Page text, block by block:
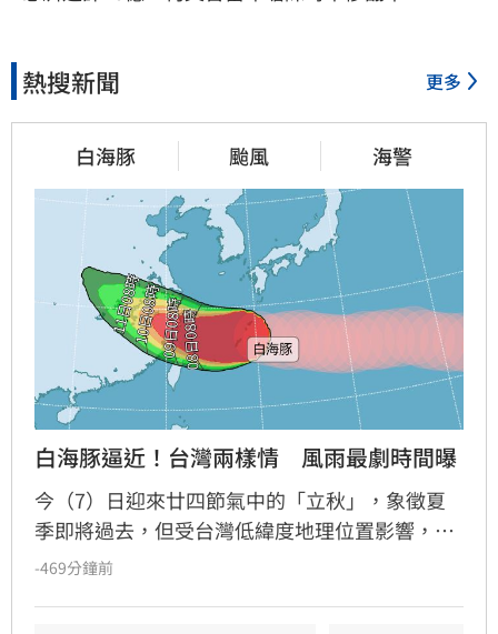
熱搜新聞 更多
白海豚 颱風 海警
白海豚逼近！台灣兩樣情　風雨最劇時間曝
今（7）日迎來廿四節氣中的「立秋」，象徵夏
季即將過去，但受台灣低緯度地理位置影響，目
前仍感受不到秋意，暑氣依舊旺盛。氣象粉專
-469分鐘前